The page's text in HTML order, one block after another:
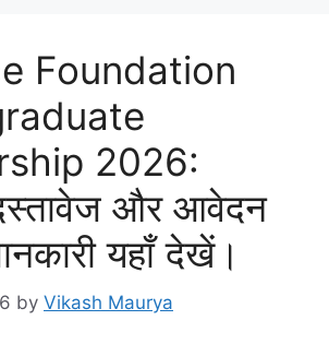
Foundation
2026:
और आवेदन
यहाँ देखें।
by Vikash Maurya